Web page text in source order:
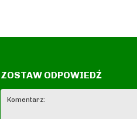
ZOSTAW ODPOWIEDŹ